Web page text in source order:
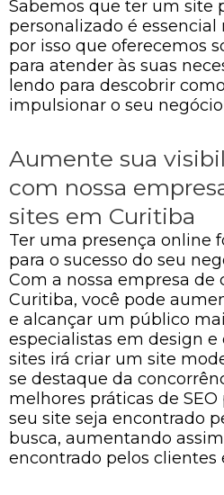
Sabemos que ter um site
personalizado é essencial
por isso que oferecemos
para atender às suas
lendo para descobrir
impulsionar o seu
Aumente sua
com nossa
sites em Curitiba
Ter uma presença online
para o sucesso do seu
Com a nossa empresa de
Curitiba, você pode
e alcançar um público
especialistas em design
sites irá criar um site
se destaque da
melhores práticas de
seu site seja encontrado
busca, aumentando
encontrado pelos clientes